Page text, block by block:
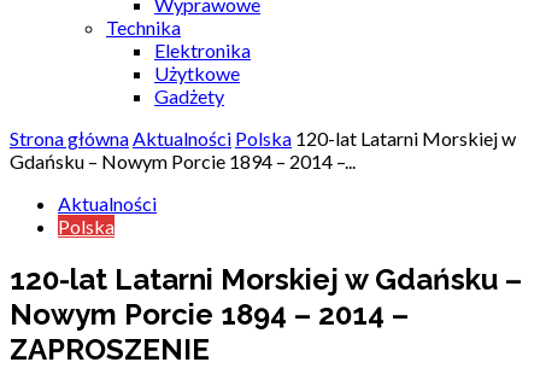
Technika
Elektronika
Użytkowe
Gadżety
Strona głównaAktualności Polska 120-lat Latarni Morskiej w
Gdańsku – Nowym Porcie 1894 – 2014 –...
Aktualności
Polska
120-lat Latarni Morskiej w Gdańsku –
Nowym Porcie 1894 – 2014 –
ZAPROSZENIE